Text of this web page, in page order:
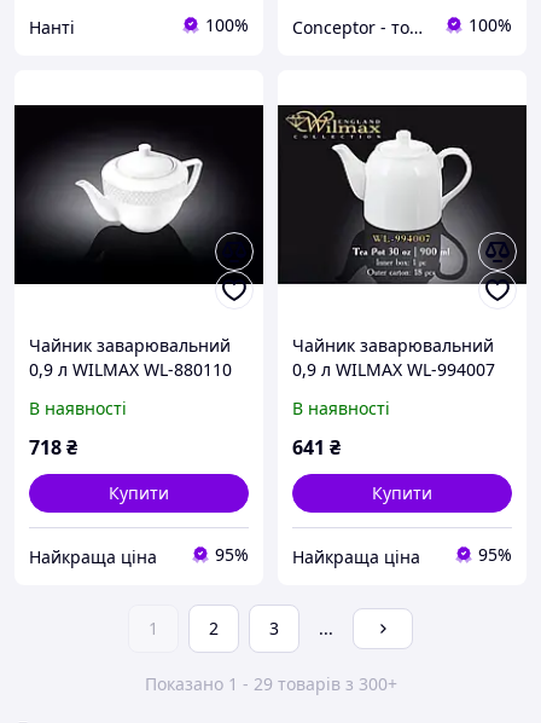
Нанті 100% Conceptor - товари для дому 100%
Чайник заварювальний
0,9 л WILMAX WL-880110
В наявності
718₴
Купити
Найкраща ціна 95%
Чайник заварювальний
0,9 л WILMAX WL-994007
В наявності
641 ₴
Купити
Найкраща ціна 95%
1 2 3 ...
Показано 1 - 29 товарів з 300+